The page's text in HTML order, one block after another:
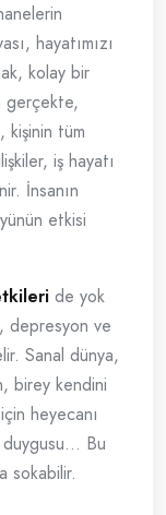
hayatımızı
kolay bir
gerçekte,
kişinin tüm
iş hayatı
İnsanın
etkisi
de yok
depresyon ve
Sanal dünya,
birey kendini
heyecanı
duygusu… Bu
sokabilir.